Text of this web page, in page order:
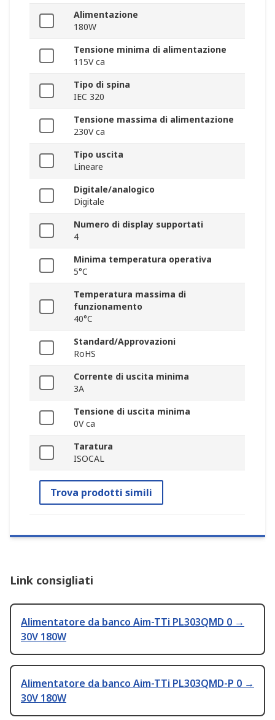
Alimentazione
180W
Tensione minima di alimentazione
115V ca
Tipo di spina
IEC 320
Tensione massima di alimentazione
230V ca
Tipo uscita
Lineare
Digitale/analogico
Digitale
Numero di display supportati
4
Minima temperatura operativa
5°C
Temperatura massima di
funzionamento
40°C
Standard/Approvazioni
RoHS
Corrente di uscita minima
3A
Tensione di uscita minima
0V ca
Taratura
ISOCAL
Trova prodotti simili
Link consigliati
Alimentatore da banco Aim-TTi PL303QMD 0 →
30V 180W
Alimentatore da banco Aim-TTi PL303QMD-P 0 →
30V 180W